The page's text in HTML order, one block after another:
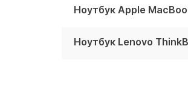
Ноутбук Apple
Ноутбук Lenovo